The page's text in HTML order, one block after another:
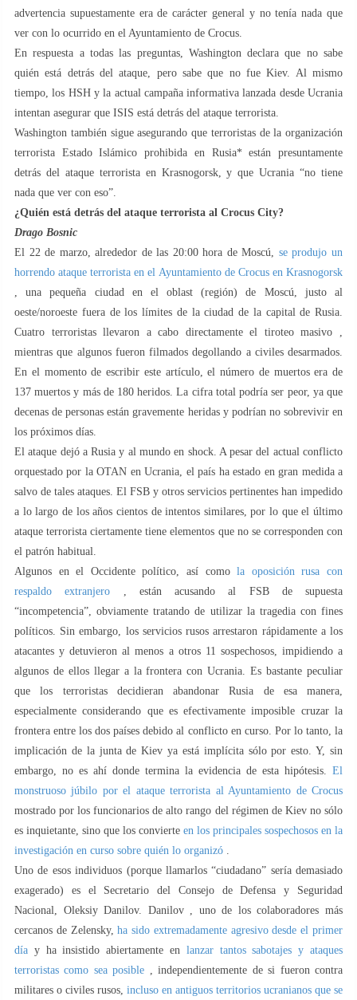
advertencia supuestamente era de carácter general y no tenía nada que
ver con lo ocurrido en el Ayuntamiento de Crocus.
En respuesta a todas las preguntas, Washington declara que no sabe
quién está detrás del ataque, pero sabe que no fue Kiev. Al mismo
tiempo, los HSH y la actual campaña informativa lanzada desde Ucrania
intentan asegurar que ISIS está detrás del ataque terrorista.
Washington también sigue asegurando que terroristas de la organización
terrorista Estado Islámico prohibida en Rusia* están presuntamente
detrás del ataque terrorista en Krasnogorsk, y que Ucrania “no tiene
nada que ver con eso”.
¿Quién está detrás del ataque terrorista al Crocus City?
Drago Bosnic
El 22 de marzo, alrededor de las 20:00 hora de Moscú, se produjo un
horrendo ataque terrorista en el Ayuntamiento de Crocus en Krasnogorsk
, una pequeña ciudad en el oblast (región) de Moscú, justo al
oeste/noroeste fuera de los límites de la ciudad de la capital de Rusia.
Cuatro terroristas llevaron a cabo directamente el tiroteo masivo ,
mientras que algunos fueron filmados degollando a civiles desarmados.
En el momento de escribir este artículo, el número de muertos era de
137 muertos y más de 180 heridos. La cifra total podría ser peor, ya que
decenas de personas están gravemente heridas y podrían no sobrevivir en
los próximos días.
El ataque dejó a Rusia y al mundo en shock. A pesar del actual conflicto
orquestado por la OTAN en Ucrania, el país ha estado en gran medida a
salvo de tales ataques. El FSB y otros servicios pertinentes han impedido
a lo largo de los años cientos de intentos similares, por lo que el último
ataque terrorista ciertamente tiene elementos que no se corresponden con
el patrón habitual.
Algunos en el Occidente político, así comola oposición rusa con
respaldo extranjero , están acusando al FSB de supuesta
“incompetencia”, obviamente tratando de utilizar la tragedia con fines
políticos. Sin embargo, los servicios rusos arrestaron rápidamente a los
atacantes y detuvieron al menos a otros 11 sospechosos, impidiendo a
algunos de ellos llegar a la frontera con Ucrania. Es bastante peculiar
que los terroristas decidieran abandonar Rusia de esa manera,
especialmente considerando que es efectivamente imposible cruzar la
frontera entre los dos países debido al conflicto en curso. Por lo tanto, la
implicación de la junta de Kiev ya está implícita sólo por esto. Y, sin
embargo, no es ahí donde termina la evidencia de esta hipótesis. El
monstruoso júbilo por el ataque terrorista al Ayuntamiento de Crocus
mostrado por los funcionarios de alto rango del régimen de Kiev no sólo
es inquietante, sino que los convierte en los principales sospechosos en la
investigación en curso sobre quién lo organizó .
Uno de esos individuos (porque llamarlos “ciudadano” sería demasiado
exagerado) es el Secretario del Consejo de Defensa y Seguridad
Nacional, Oleksiy Danilov. Danilov , uno de los colaboradores más
cercanos de Zelensky,ha sido extremadamente agresivo desde el primer
día y ha insistido abiertamente en lanzar tantos sabotajes y ataques
terroristas como sea posible , independientemente de si fueron contra
militares o civiles rusos, incluso en antiguos territorios ucranianos que se